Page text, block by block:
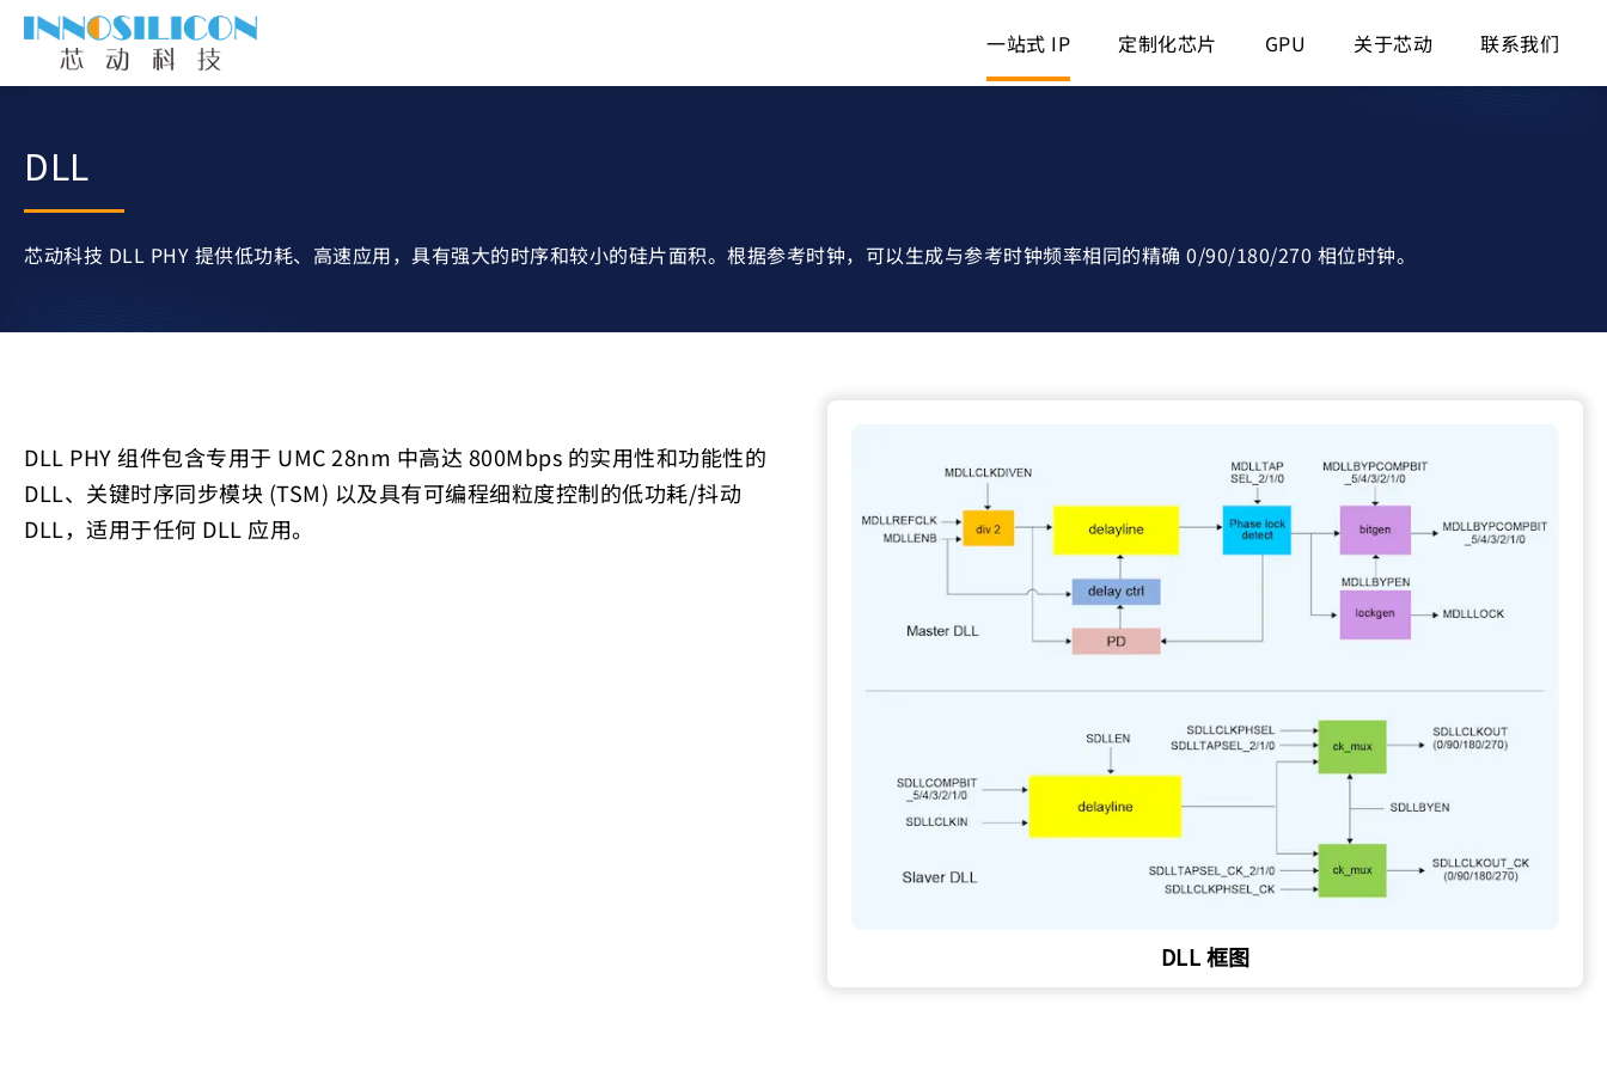
一站式 IP 定制化芯片 GPU 关于芯动 联系我们
DLL
芯动科技 DLL PHY 提供低功耗、高速应用，具有强大的时序和较小的硅片面积。根据参考时钟，可以生成与参考时钟频率相同的精确 0/90/180/270 相位时钟。
DLL PHY 组件包含专用于 UMC 28nm 中高达 800Mbps 的实用性和功能性的
DLL、关键时序同步模块 (TSM) 以及具有可编程细粒度控制的低功耗/抖动
DLL，适用于任何 DLL 应用。
DLL 框图